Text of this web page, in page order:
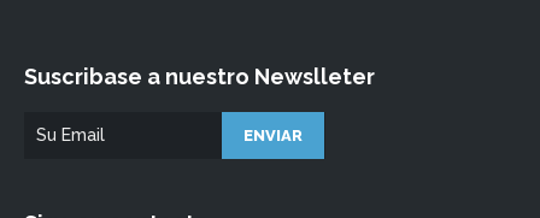
Suscribase a nuestro Newslleter